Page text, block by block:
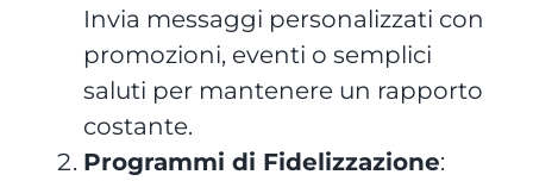
Invia messaggi personalizzati con
promozioni, eventi o semplici
saluti per mantenere un rapporto
costante.
Programmi di Fidelizzazione: